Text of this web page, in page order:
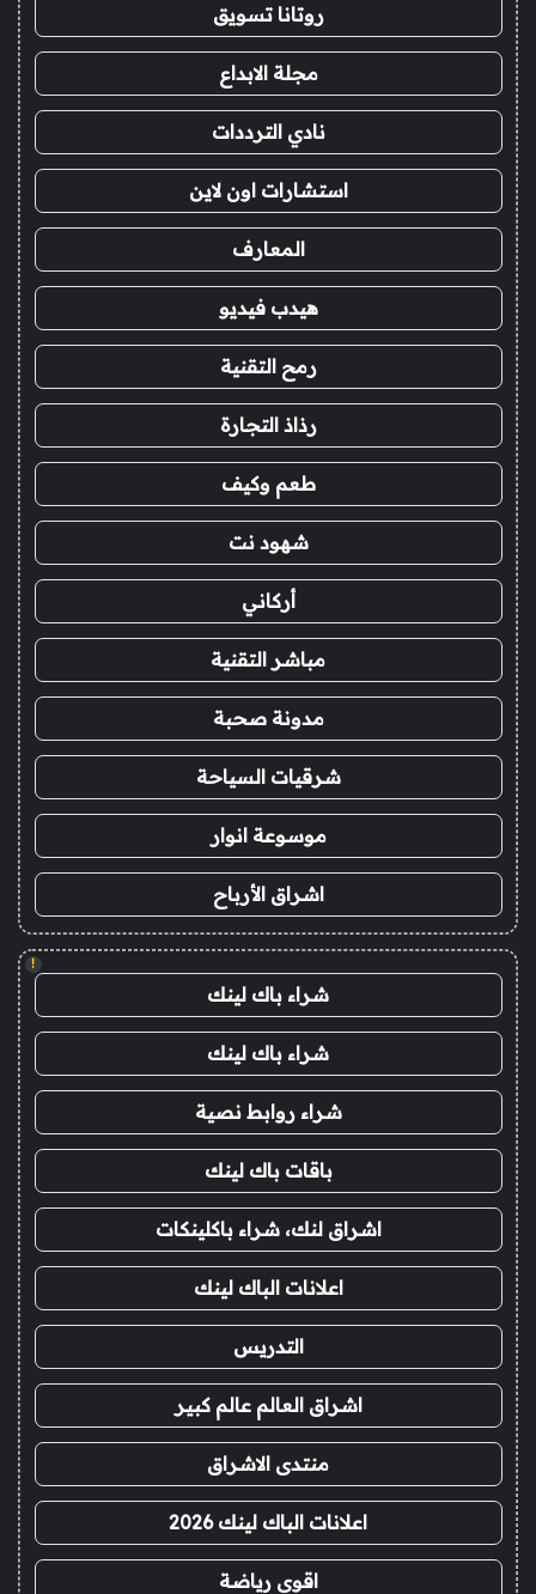
روتانا تسويق
مجلة الابداع
نادي الترددات
استشارات اون لاين
المعارف
هيدب فيديو
رمح التقنية
رذاذ التجارة
طعم وكيف
شهود نت
أركاني
مباشر التقنية
مدونة صحبة
شرقيات السياحة
موسوعة انوار
اشراق الأرباح
!
شراء باك لينك
شراء باك لينك
شراء روابط نصية
باقات باك لينك
اشراق لنك، شراء باكلينكات
اعلانات الباك لينك
التدريس
اشراق العالم عالم كبير
منتدى الاشراق
اعلانات الباك لينك 2026
اقوى رياضة